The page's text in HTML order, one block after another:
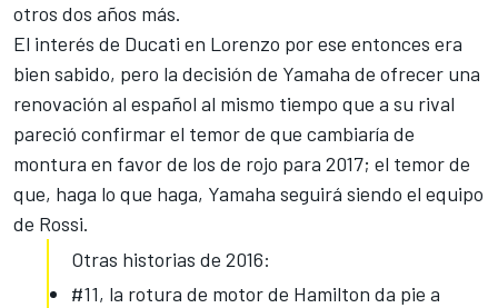
otros dos años más.
El interés de Ducati en Lorenzo por ese entonces era
bien sabido, pero la decisión de Yamaha de ofrecer una
renovación al español al mismo tiempo que a su rival
pareció confirmar el temor de que cambiaría de
montura en favor de los de rojo para 2017; el temor de
que, haga lo que haga, Yamaha seguirá siendo el equipo
de Rossi.
Otras historias de 2016:
#11, la rotura de motor de Hamilton da pie a